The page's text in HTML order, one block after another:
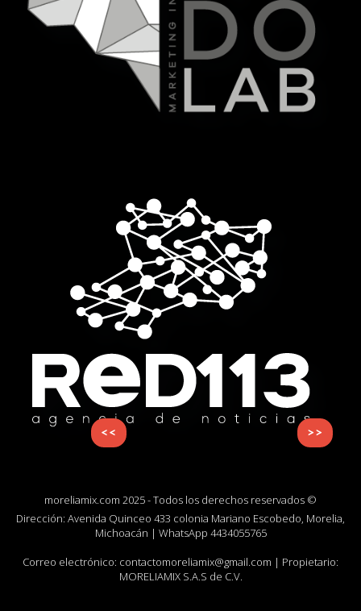
<< >>
moreliamix.com 2025 - Todos los derechos reservados ©
Dirección: Avenida Quinceo 433 colonia Mariano Escobedo, Morelia,
Michoacán | WhatsApp 4434055765
Correo electrónico: contactomoreliamix@gmail.com | Propietario:
MORELIAMIX S.A.S de C.V.